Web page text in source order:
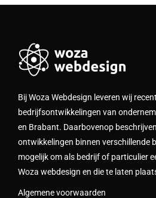
Bij Woza Webdesign leveren wij
bedrijfsontwikkelingen van
en Brabant. Daarbovenop
ontwikkelingen binnen verschillende
mogelijk om als bedrijf of particulier
Woza webdesign en die te laten
Algemene voorwaarden